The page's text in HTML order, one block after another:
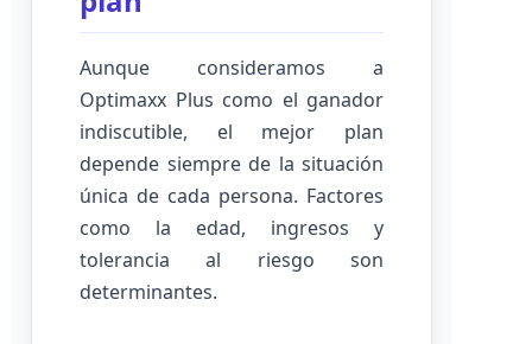
Aunque consideramos a
Optimaxx Plus como el ganador
indiscutible, el mejor plan
depende siempre de la situación
única de cada persona. Factores
como la edad, ingresos y
tolerancia al riesgo son
determinantes.